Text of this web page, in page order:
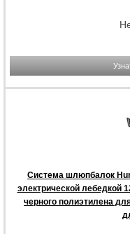
Система шлюпбалок
электрической лебедкой
черного полиэтилена